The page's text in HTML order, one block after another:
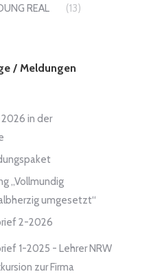
REAL
(13)
/ Meldungen
in der
„Vollmundig
umgesetzt“
2-2026
1-2025 - Lehrer NRW
zur Firma